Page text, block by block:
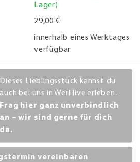
Lager)
29,00 €
innerhalb eines Werktages
verfügbar
Dieses Lieblingsstück kannst du
auch bei uns in Werl live erleben.
Frag hier ganz unverbindlich
an – wir sind gerne für dich
da.
vereinbaren